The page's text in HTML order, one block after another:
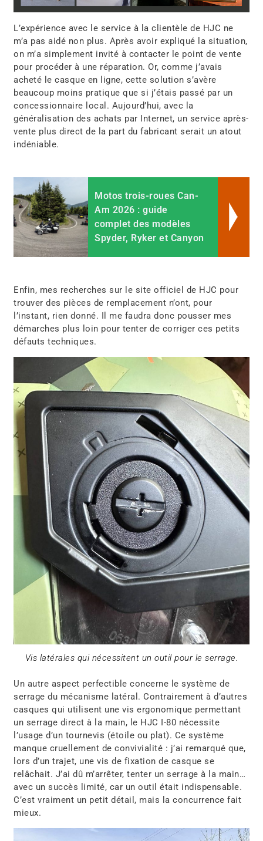
L’expérience avec le service à la clientèle de HJC ne
m’a pas aidé non plus. Après avoir expliqué la situation,
on m’a simplement invité à contacter le point de vente
pour procéder à une réparation. Or, comme j’avais
acheté le casque en ligne, cette solution s’avère
beaucoup moins pratique que si j’étais passé par un
concessionnaire local. Aujourd’hui, avec la
généralisation des achats par Internet, un service après-
vente plus direct de la part du fabricant serait un atout
indéniable.
Motos trois-roues Can-
Am 2026 : guide
complet des modèles
Spyder, Ryker et Canyon
Enfin, mes recherches sur le site officiel de HJC pour
trouver des pièces de remplacement n’ont, pour
l’instant, rien donné. Il me faudra donc pousser mes
démarches plus loin pour tenter de corriger ces petits
défauts techniques.
Vis latérales qui nécessitent un outil pour le serrage.
Un autre aspect perfectible concerne le système de
serrage du mécanisme latéral. Contrairement à d’autres
casques qui utilisent une vis ergonomique permettant
un serrage direct à la main, le HJC I-80 nécessite
l’usage d’un tournevis (étoile ou plat). Ce système
manque cruellement de convivialité : j’ai remarqué que,
lors d’un trajet, une vis de fixation de casque se
relâchait. J’ai dû m’arrêter, tenter un serrage à la main…
avec un succès limité, car un outil était indispensable.
C’est vraiment un petit détail, mais la concurrence fait
mieux.